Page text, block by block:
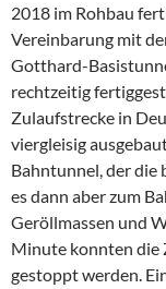
2018 im Rohbau
Vereinbarung mit
Gotthard-
rechtzeitig
Zulaufstrecke in
viergleisig
Bahntunnel, der die
es dann aber zum
Geröllmassen und
Minute konnten die
gestoppt werden.